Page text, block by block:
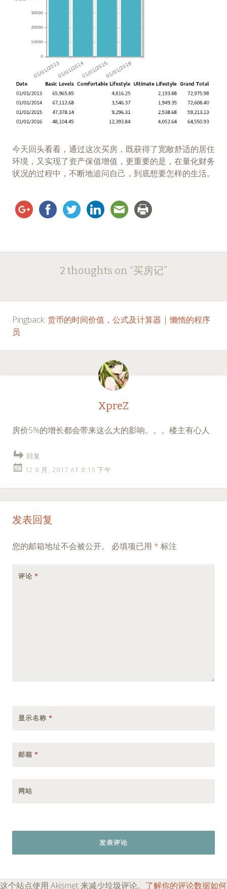
今天回头看看，通过这次买房，既获得了宽敞舒适的居住
环境，又实现了资产保值增值，更重要的是，在量化财务
状况的过程中，不断地追问自己，到底想要怎样的生活。
2 thoughts on “买房记”
Pingback: 货币的时间价值，公式及计算器 | 懒惰的程序
员
XpreZ
房价5%的增长都会带来这么大的影响。。。楼主有心人
回复
12 8 月, 2017 AT 8:15 下午
发表回复
您的邮箱地址不会被公开。 必填项已用 * 标注
评论 *
显示名称 *
邮箱 *
网站
这个站点使用 Akismet 来减少垃圾评论。 了解你的评论数据如何